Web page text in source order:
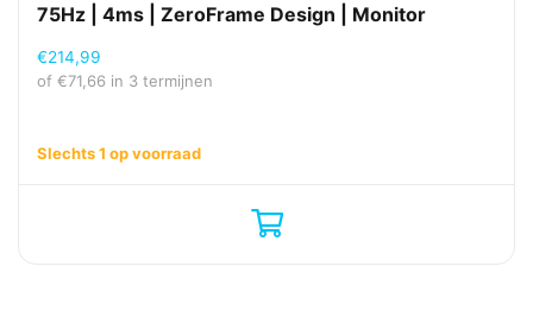
75Hz | 4ms | ZeroFrame Design | Monitor
€214,99
of €71,66 in 3 termijnen
Slechts 1 op voorraad